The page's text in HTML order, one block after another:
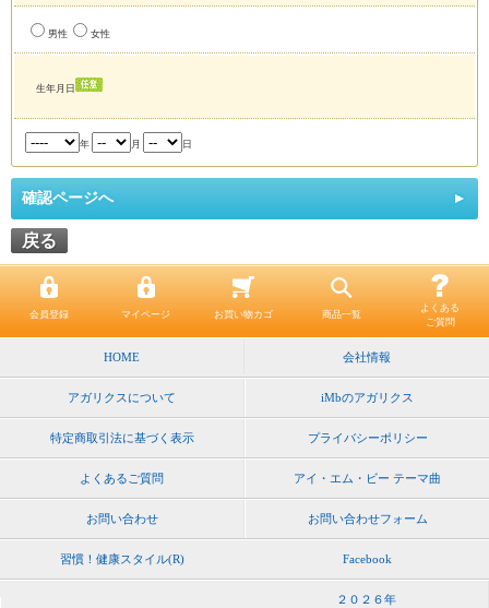
男性 女性
生年月日
年 月 日
確認ページへ
戻る
会員登録 マイページ お買い物カゴ 商品一覧
よくある
ご質問
HOME 会社情報
アガリクスについて iMbのアガリクス
特定商取引法に基づく表示 プライバシーポリシー
よくあるご質問 アイ・エム・ビー テーマ曲
お問い合わせ お問い合わせフォーム
習慣！健康スタイル(R) Facebook
２０２６年